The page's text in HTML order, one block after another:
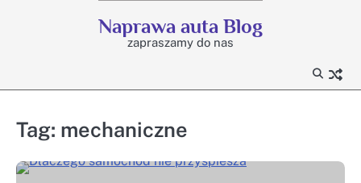
Naprawa auta Blog
zapraszamy do nas
Tag: mechaniczne